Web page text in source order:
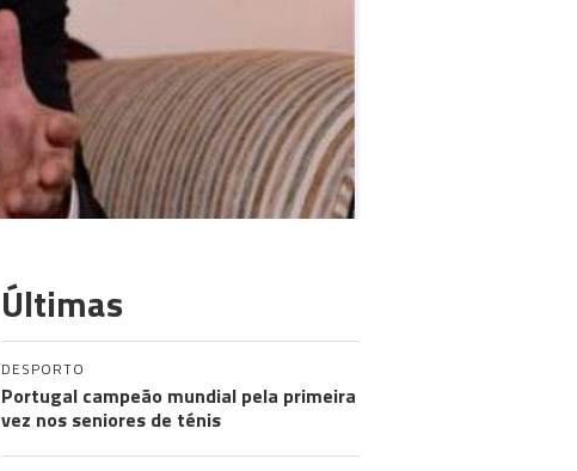
Últimas
DESPORTO
Portugal campeão mundial pela primeira
vez nos seniores de ténis